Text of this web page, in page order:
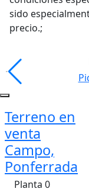
sido
precio.;
Terreno en
venta
Campo,
Ponferrada
Planta 0